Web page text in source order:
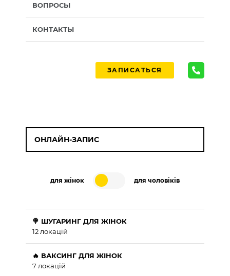
ВОПРОСЫ
КОНТАКТЫ
ЗАПИСАТЬСЯ
ОНЛАЙН-ЗАПИС
для жінок для чоловіків
🍭 ШУГАРИНГ ДЛЯ ЖІНОК
12 локацій
🔥 ВАКСИНГ ДЛЯ ЖІНОК
7 локацій